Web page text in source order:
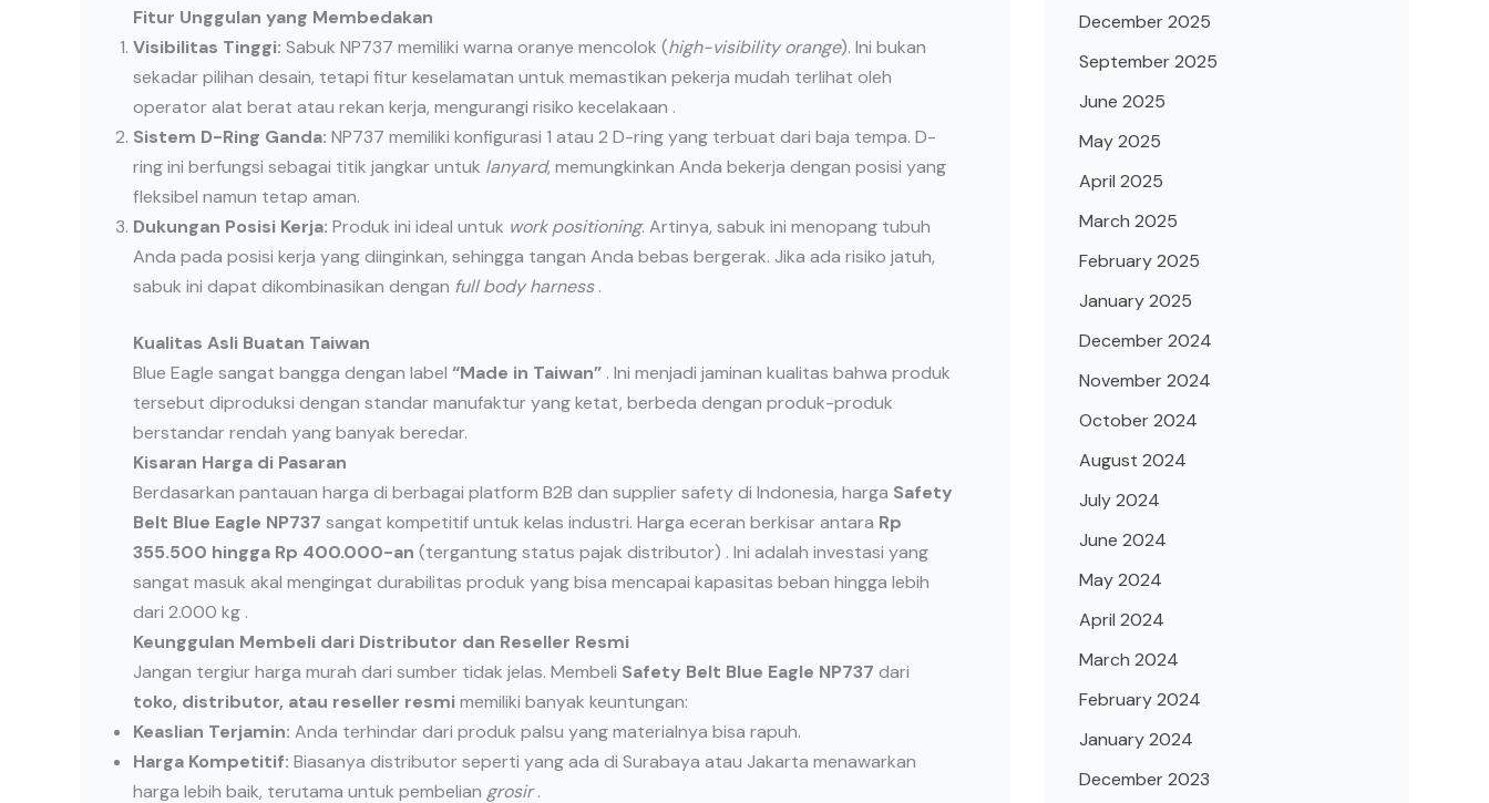
Fitur Unggulan yang Membedakan
Visibilitas Tinggi: Sabuk NP737 memiliki warna oranye mencolok (high-visibility orange). Ini bukan
sekadar pilihan desain, tetapi fitur keselamatan untuk memastikan pekerja mudah terlihat oleh
operator alat berat atau rekan kerja, mengurangi risiko kecelakaan .
Sistem D-Ring Ganda: NP737 memiliki konfigurasi 1 atau 2 D-ring yang terbuat dari baja tempa. D-
ring ini berfungsi sebagai titik jangkar untuk lanyard, memungkinkan Anda bekerja dengan posisi yang
fleksibel namun tetap aman.
Dukungan Posisi Kerja: Produk ini ideal untuk work positioning. Artinya, sabuk ini menopang tubuh
Anda pada posisi kerja yang diinginkan, sehingga tangan Anda bebas bergerak. Jika ada risiko jatuh,
sabuk ini dapat dikombinasikan dengan full body harness.
Kualitas Asli Buatan Taiwan
Blue Eagle sangat bangga dengan label “Made in Taiwan” . Ini menjadi jaminan kualitas bahwa produk
tersebut diproduksi dengan standar manufaktur yang ketat, berbeda dengan produk-produk
berstandar rendah yang banyak beredar.
Kisaran Harga di Pasaran
Berdasarkan pantauan harga di berbagai platform B2B dan supplier safety di Indonesia, harga Safety
Belt Blue Eagle NP737 sangat kompetitif untuk kelas industri. Harga eceran berkisar antara Rp
355.500 hingga Rp 400.000-an (tergantung status pajak distributor) . Ini adalah investasi yang
sangat masuk akal mengingat durabilitas produk yang bisa mencapai kapasitas beban hingga lebih
dari 2.000 kg .
Keunggulan Membeli dari Distributor dan Reseller Resmi
Jangan tergiur harga murah dari sumber tidak jelas. Membeli Safety Belt Blue Eagle NP737 dari
toko, distributor, atau reseller resmi memiliki banyak keuntungan:
Keaslian Terjamin: Anda terhindar dari produk palsu yang materialnya bisa rapuh.
Harga Kompetitif: Biasanya distributor seperti yang ada di Surabaya atau Jakarta menawarkan
harga lebih baik, terutama untuk pembelian grosir.
December 2025
September 2025
June 2025
May 2025
April 2025
March 2025
February 2025
January 2025
December 2024
November 2024
October 2024
August 2024
July 2024
June 2024
May 2024
April 2024
March 2024
February 2024
January 2024
December 2023